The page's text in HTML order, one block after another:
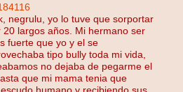
negrulu, yo lo tuve que sorportar
20 largos años. Mi hermano ser
fuerte que yo y el se
tipo bully toda mi vida,
no dejaba de pegarme el
que mi mama tenia que